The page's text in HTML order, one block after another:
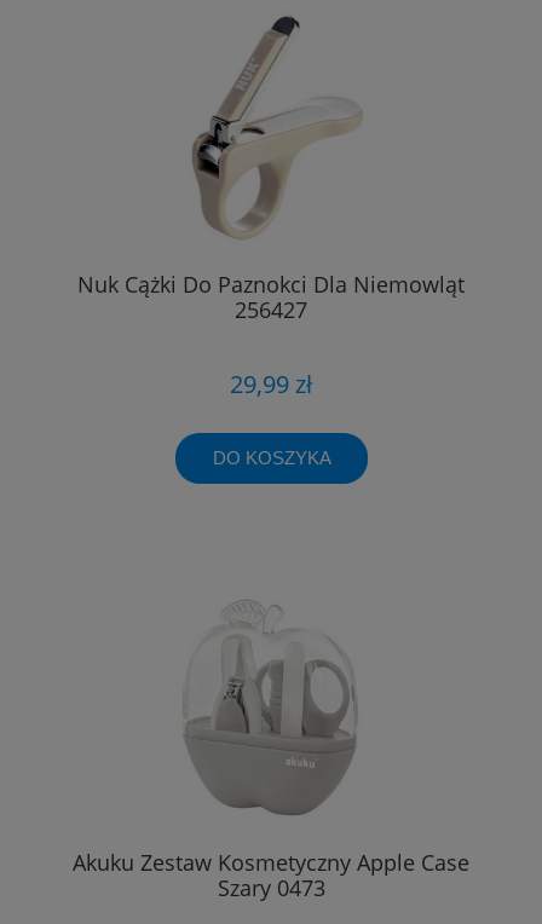
Nuk Cążki Do Paznokci Dla Niemowląt
256427
29,99 zł
DO KOSZYKA
Akuku Zestaw Kosmetyczny Apple Case
Szary 0473